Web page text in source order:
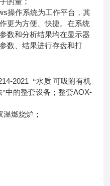
操作系统为工作平台，其
更为方便、快捷。在系统
数和分析结果均在显示器
数、结果进行存盘和打
2021 “水质 可吸附有机
"中的整套设备；整套AOX-
燃烧炉；